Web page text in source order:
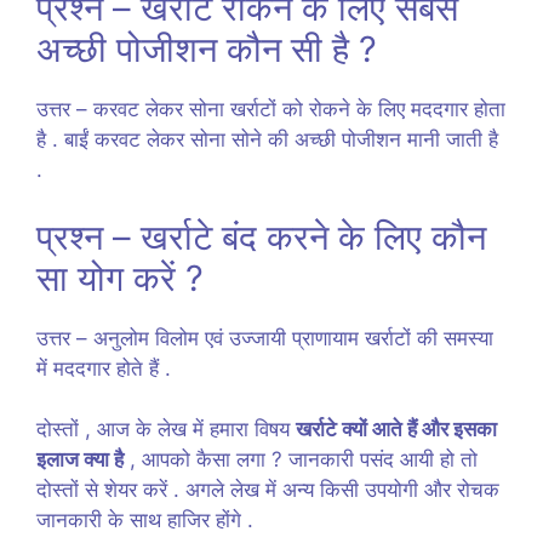
अच्छी पोजीशन कौन सी है ?
उत्तर – करवट लेकर सोना खर्राटों को रोकने के लिए मददगार होता
है . बाईं करवट लेकर सोना सोने की अच्छी पोजीशन मानी जाती है
.
प्रश्न – खर्राटे बंद करने के लिए कौन
सा योग करें ?
उत्तर – अनुलोम विलोम एवं उज्जायी प्राणायाम खर्राटों की समस्या
में मददगार होते हैं .
दोस्तों , आज के लेख में हमारा विषयखर्राटे क्यों आते हैं और इसका
इलाज क्या है, आपको कैसा लगा ? जानकारी पसंद आयी हो तो
दोस्तों से शेयर करें . अगले लेख में अन्य किसी उपयोगी और रोचक
जानकारी के साथ हाजिर होंगे .